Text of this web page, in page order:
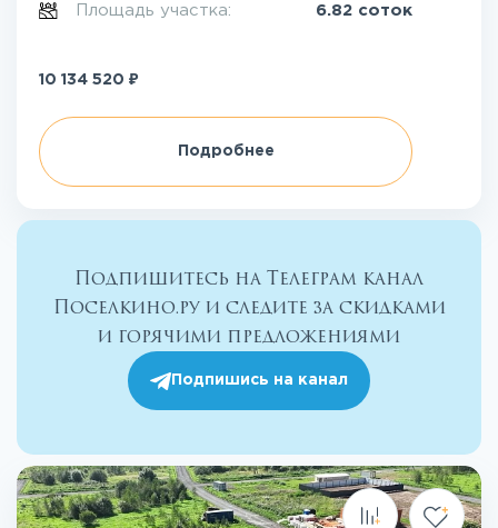
Площадь участка: 6.82 соток
10 134 520 ₽
Подробнее
Подпишитесь на Телеграм канал
Поселкино.ру и следите за скидками
и горячими предложениями
Подпишись на канал